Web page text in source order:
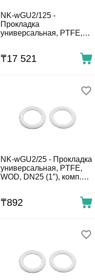
NK-wGU2/125 -
Прокладка
универсальная, PTFE,
₸17 521
NK-wGU2/25 - Прокладка
универсальная, PTFE,
WOD, DN25 (1″), комп.
₸‍892‍